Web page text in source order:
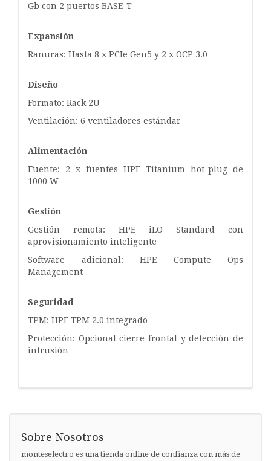
Gb con 2 puertos BASE-T
Expansión
Ranuras: Hasta 8 x PCIe Gen5 y 2 x OCP 3.0
Diseño
Formato: Rack 2U
Ventilación: 6 ventiladores estándar
Alimentación
Fuente: 2 x fuentes HPE Titanium hot-plug de
1000 W
Gestión
Gestión remota: HPE iLO Standard con
aprovisionamiento inteligente
Software adicional: HPE Compute Ops
Management
Seguridad
TPM: HPE TPM 2.0 integrado
Protección: Opcional cierre frontal y detección de
intrusión
Sobre Nosotros
monteselectro es una tienda online de confianza con más de